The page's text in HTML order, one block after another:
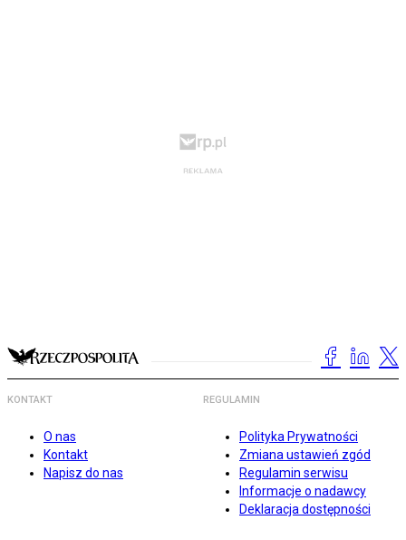
KONTAKT
O nas
Kontakt
Napisz do nas
REGULAMIN
Polityka Prywatności
Zmiana ustawień zgód
Regulamin serwisu
Informacje o nadawcy
Deklaracja dostępności